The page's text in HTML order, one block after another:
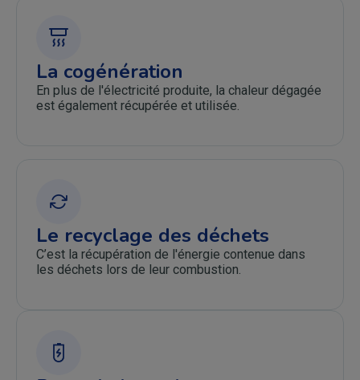
La cogénération
En plus de l'électricité produite, la chaleur dégagée
est également récupérée et utilisée.
Le recyclage des déchets
C’est la récupération de l'énergie contenue dans
les déchets lors de leur combustion.